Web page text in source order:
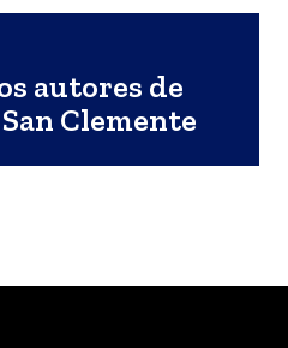
autores de
Clemente